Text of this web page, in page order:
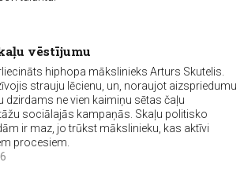
vēstījumu
hiphopa mākslinieks Arturs Skutelis.
strauju lēcienu, un, noraujot aizspriedumu
dzirdams ne vien kaimiņu sētas čaļu
sociālajās kampaņās. Skaļu politisko
ir maz, jo trūkst mākslinieku, kas aktīvi
procesiem.